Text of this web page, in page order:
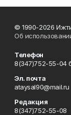
© 1990-2026
Об
Телефон
8(347)752-55-04
Эл. почта
ataysal90@mail.ru
Редакция
8(347)752-55-08